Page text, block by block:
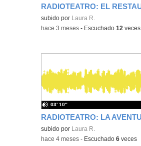
subido por Laura R.
-hace 3 meses - Escuchado12 veces
subido por Laura R.
03′ 10″
-hace 4 meses - Escuchado6 veces